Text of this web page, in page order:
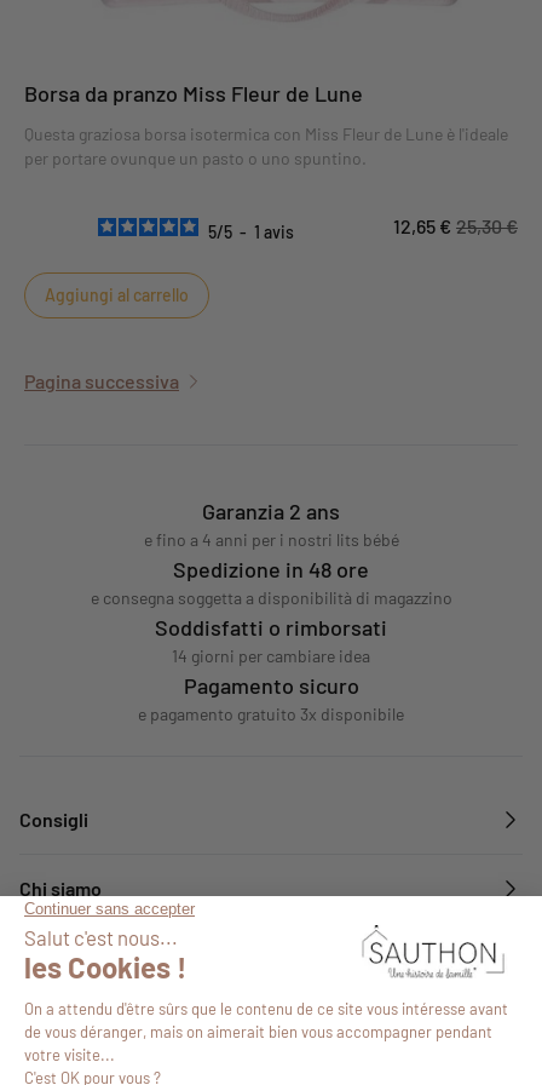
Borsa da pranzo Miss Fleur de Lune
Questa graziosa borsa isotermica con Miss Fleur de Lune è l'ideale
per portare ovunque un pasto o uno spuntino.
5/5 - 1 avis 12,65 € 25,30 €
Aggiungi al carrello
Pagina successiva
Garanzia 2 ans
e fino a 4 anni per i nostri lits bébé
Spedizione in 48 ore
e consegna soggetta a disponibilità di magazzino
Soddisfatti o rimborsati
14 giorni per cambiare idea
Pagamento sicuro
e pagamento gratuito 3x disponibile
Consigli
Chi siamo
Servizi
Seguiteci